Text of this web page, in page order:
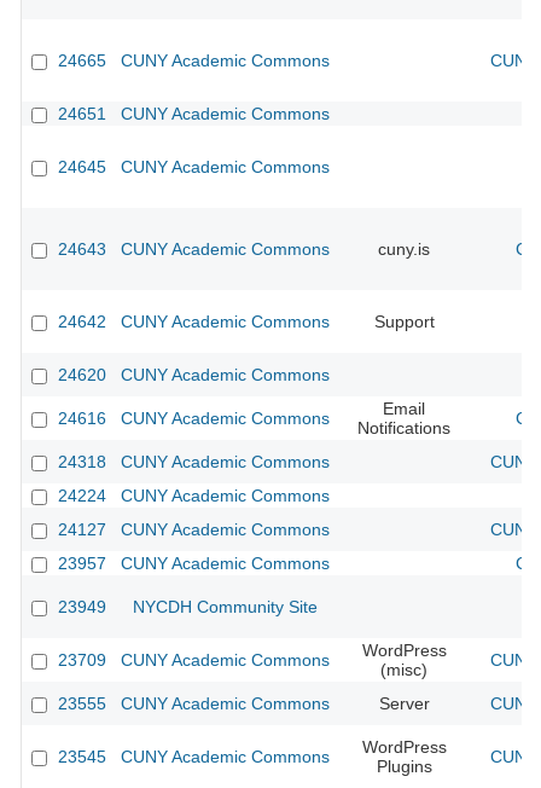
24665 CUNY Academic Commons
24651 CUNY Academic Commons
24645 CUNY Academic Commons
24643 CUNY Academic Commons cuny.is
24642 CUNY Academic Commons Support
24620 CUNY Academic Commons
24616 CUNY Academic Commons
Email
Notifications
24318 CUNY Academic Commons
24224
CUNY Academic Commons
24127
CUNY Academic Commons
23957
CUNY Academic Commons
23949 NYCDH Community Site
23709 CUNY Academic Commons
WordPress
(misc)
23555 CUNY Academic Commons Server
23545 CUNY Academic Commons
WordPress
Plugins